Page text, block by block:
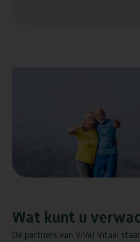
HUIS TER WIJCK
BOOGAERT DE SANTMARK
Wat kunt u
De partners van ViVa! Vitaal